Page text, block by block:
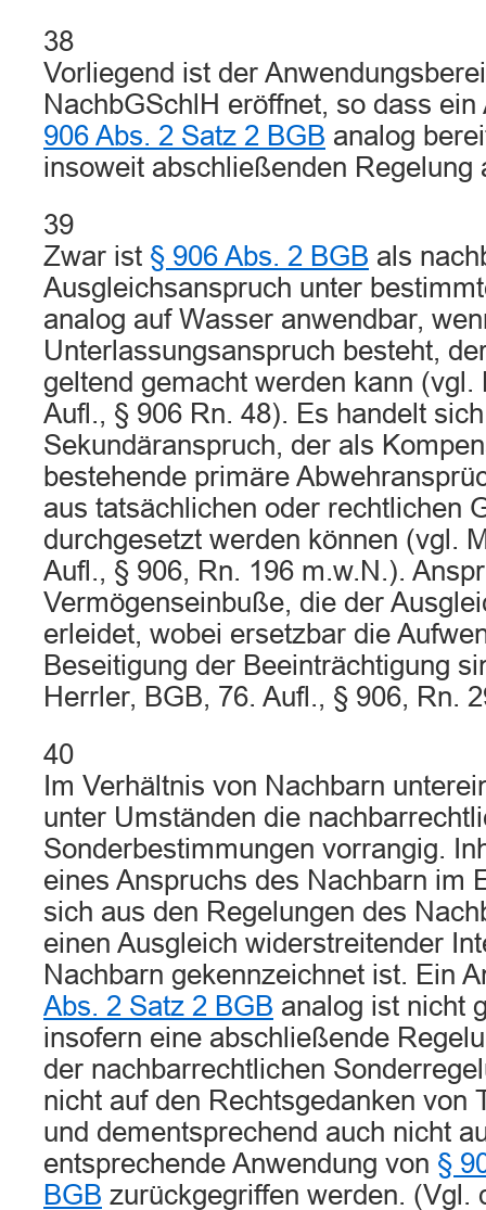
38
Vorliegend ist der
NachbGSchlH eröffnet, so dass
906 Abs. 2 Satz 2 BGB analog
insoweit abschließenden Regelung
39
Zwar ist § 906 Abs. 2 BGB als
Ausgleichsanspruch unter
analog auf Wasser anwendbar,
Unterlassungsanspruch besteht,
geltend gemacht werden kann (vgl.
Aufl., § 906 Rn. 48). Es handelt
Sekundäranspruch, der als
bestehende primäre
aus tatsächlichen oder rechtlichen
durchgesetzt werden können (vgl.
Aufl., § 906, Rn. 196 m.w.N.).
Vermögenseinbuße, die der
erleidet, wobei ersetzbar die
Beseitigung der Beeinträchtigung
Herrler, BGB, 76. Aufl., § 906, Rn.
40
Im Verhältnis von Nachbarn
unter Umständen die
Sonderbestimmungen vorrangig.
eines Anspruchs des Nachbarn im
sich aus den Regelungen des
einen Ausgleich widerstreitender
Nachbarn gekennzeichnet ist. Ein
Abs. 2 Satz 2 BGB analog ist nicht
insofern eine abschließende
der nachbarrechtlichen
nicht auf den Rechtsgedanken von
und dementsprechend auch nicht
entsprechende Anwendung von §
BGB zurückgegriffen werden. (Vgl.